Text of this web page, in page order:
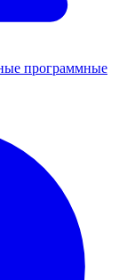
программные